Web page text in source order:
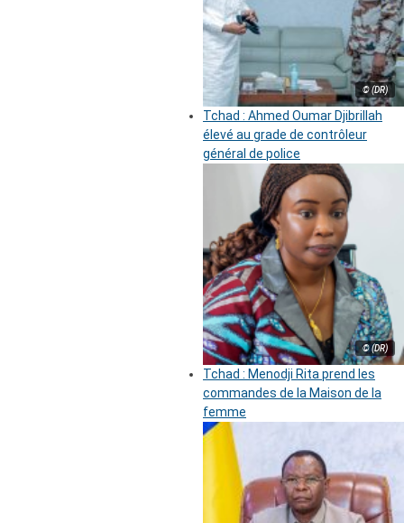
© (DR)
Tchad : Ahmed Oumar Djibrillah
élevé au grade de contrôleur
général de police
© (DR)
Tchad : Menodji Rita prend les
commandes de la Maison de la
femme